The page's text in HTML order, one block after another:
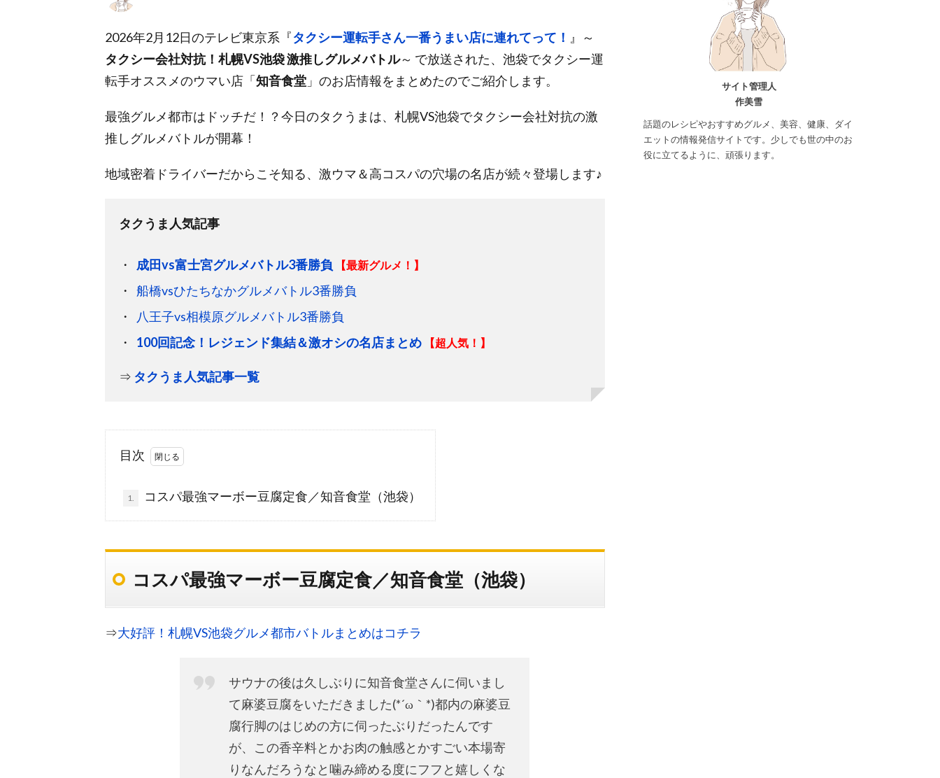
2026年2月12日のテレビ東京系『タクシー運転手さん一番うまい店に連れてって！ 』～
タクシー会社対抗！札幌VS池袋 激推しグルメバトル～ で放送された、池袋でタクシー運
転手オススメのウマい店「知音食堂」のお店情報をまとめたのでご紹介します。
最強グルメ都市はドッチだ！？今日のタクうまは、札幌VS池袋でタクシー会社対抗の激
推しグルメバトルが開幕！
地域密着ドライバーだからこそ知る、激ウマ＆高コスパの穴場の名店が続々登場します♪
タクうま人気記事
成田vs富士宮グルメバトル3番勝負 【最新グルメ！】
船橋vsひたちなかグルメバトル3番勝負
八王子vs相模原グルメバトル3番勝負
100回記念！レジェンド集結＆激オシの名店まとめ
【超人気！】
⇒ タクうま人気記事一覧
目次
1. コスパ最強マーボー豆腐定食／知音食堂（池袋）
コスパ最強マーボー豆腐定食／知音食堂（池袋）
⇒大好評！札幌VS池袋グルメ都市バトルまとめはコチラ
サウナの後は久しぶりに知音食堂さんに伺いまし
て麻婆豆腐をいただきました(*´ω｀*)都内の麻婆豆
腐行脚のはじめの方に伺ったぶりだったんです
が、この香辛料とかお肉の触感とかすごい本場寄
りなんだろうなと噛み締める度にフフと嬉しくな
サイト管理人
作美雪
話題のレシピやおすすめグルメ、美容、健康、ダイ
エットの情報発信サイトです。少しでも世の中のお
役に立てるように、頑張ります。